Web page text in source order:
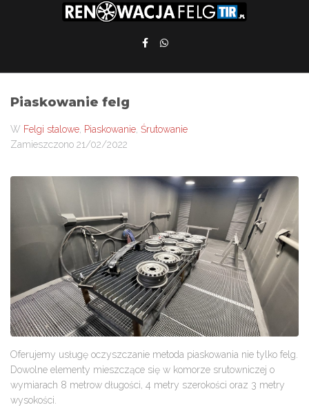
Piaskowanie felg
W Felgi stalowe Piaskowanie Śrutowanie
Zamieszczono 21/02/2022
Oferujemy usługę oczyszczanie metoda piaskowania nie tylko felg.
Dowolne elementy mieszczące się w komorze srutowniczej o
wymiarach 8 metrow długości, 4 metry szerokości oraz 3 metry
wysokości.